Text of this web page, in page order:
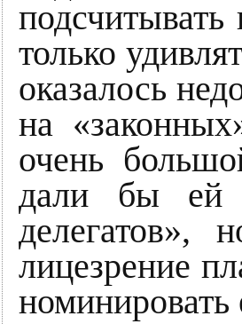
только
оказалось
на
очень
дали бы ей
делегатов»,
лицезрение
номинировать